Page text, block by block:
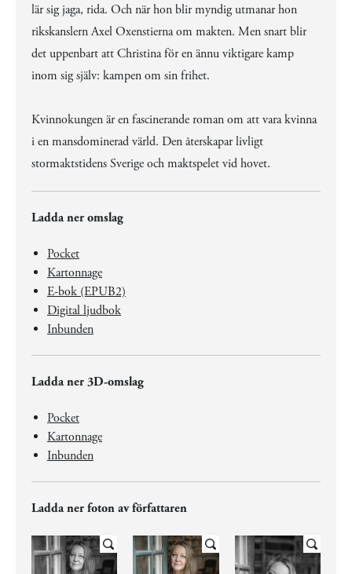
lär sig jaga, rida. Och när hon blir myndig utmanar hon
rikskanslern Axel Oxenstierna om makten. Men snart blir
det uppenbart att Christina för en ännu viktigare kamp
inom sig själv: kampen om sin frihet.
Kvinnokungen är en fascinerande roman om att vara kvinna
i en mansdominerad värld. Den återskapar livligt
stormaktstidens Sverige och maktspelet vid hovet.
Ladda ner omslag
Pocket
Kartonnage
E-bok (EPUB2)
Digital ljudbok
Inbunden
Ladda ner 3D-omslag
Pocket
Kartonnage
Inbunden
Ladda ner foton av författaren